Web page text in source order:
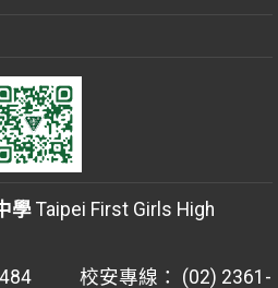
學Taipei First Girls High
校安專線： (02) 2361-